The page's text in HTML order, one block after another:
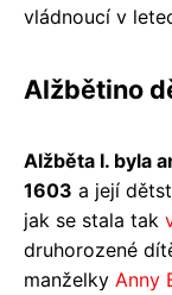
vládnoucí v
Alžbětino
Alžběta I. byla
1603 a její
jak se stala tak
druhorozené
manželky Anny